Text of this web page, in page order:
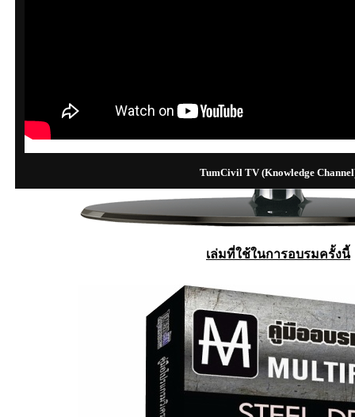
TumCivil TV (Knowledge
เล่มที่ใช้ในการอบรมครั้งนี้